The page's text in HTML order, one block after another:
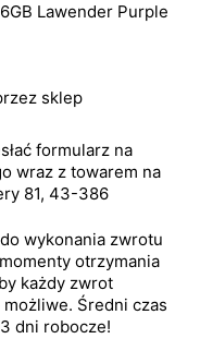
Lawender Purple
sklep
formularz na
wraz z towarem na
81, 43-386
wykonania zwrotu
otrzymania
każdy zwrot
Średni czas
dni robocze!